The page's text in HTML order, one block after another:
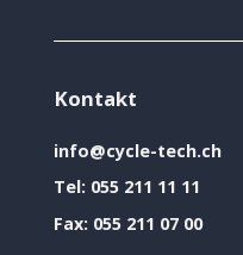
Kontakt
info@cycle-tech.ch
Tel: 055 211 11 11
Fax: 055 211 07 00